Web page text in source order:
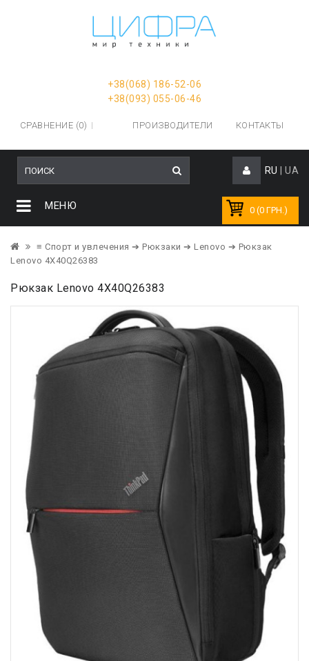
+38(068) 186-52-06
+38(093) 055-06-46
СРАВНЕНИЕ (0) ПРОИЗВОДИТЕЛИ КОНТАКТЫ
RU UA
0 (0 ГРН.)
МЕНЮ
≡ Спорт и увлечения ➔ Рюкзаки ➔ Lenovo ➔ Рюкзак
Lenovo 4X40Q26383
Рюкзак Lenovo 4X40Q26383